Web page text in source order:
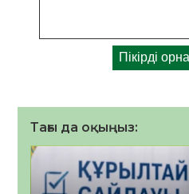
Тағы да оқыңыз: